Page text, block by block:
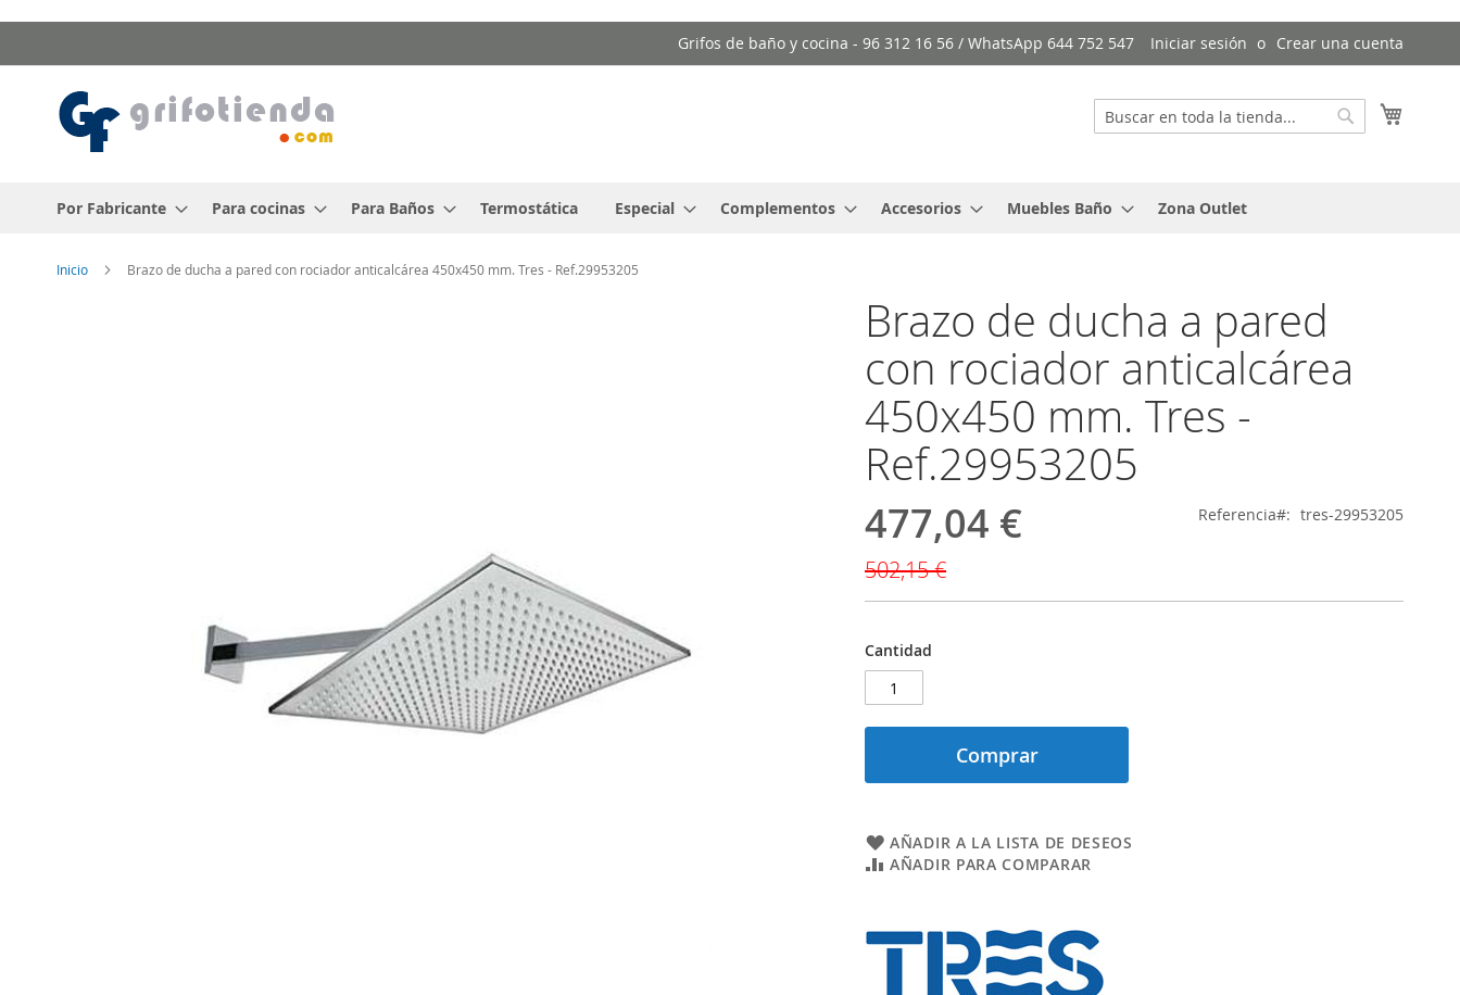
al
Grifos de baño y cocina - 96 312 16 56 / WhatsApp 644 752 547 Iniciar sesión Crear una cuenta
Buscar
Por Fabricante Para cocinas Para Baños Termostática Especial Complementos Accesorios Muebles Baño Zona Outlet
Inicio Brazo de ducha a pared con rociador anticalcárea 450x450 mm. Tres - Ref.29953205
Brazo de ducha a pared
con rociador anticalcárea
450x450 mm. Tres -
Ref.29953205
Precio
especial
477,04 €
502,15 €
Referencia tres-29953205
Cantidad
Comprar
AÑADIR A LA LISTA DE DESEOS
AÑADIR PARA COMPARAR